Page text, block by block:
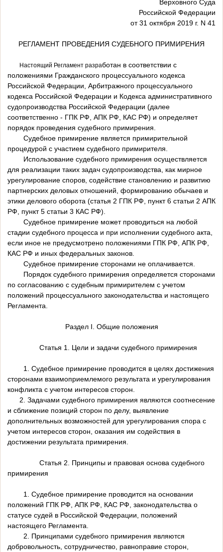
Верховного Суда
Российской Федерации
от 31 октября 2019 г. N 41
РЕГЛАМЕНТ ПРОВЕДЕНИЯ СУДЕБНОГО ПРИМИРЕНИЯ
Настоящий Регламент разработан в соответствии с
положениями Гражданского процессуального кодекса
Российской Федерации, Арбитражного процессуального
кодекса Российской Федерации и Кодекса административного
судопроизводства Российской Федерации (далее
соответственно - ГПК РФ, АПК РФ, КАС РФ) и определяет
порядок проведения судебного примирения.
Судебное примирение является примирительной
процедурой с участием судебного примирителя.
Использование судебного примирения осуществляется
для реализации таких задач судопроизводства, как мирное
урегулирование споров, содействие становлению и развитию
партнерских деловых отношений, формированию обычаев и
этики делового оборота (статья 2 ГПК РФ, пункт 6 статьи 2 АПК
РФ, пункт 5 статьи 3 КАС РФ).
Судебное примирение может проводиться на любой
стадии судебного процесса и при исполнении судебного акта,
если иное не предусмотрено положениями ГПК РФ, АПК РФ,
КАС РФ и иных федеральных законов.
Судебное примирение сторонами не оплачивается.
Порядок судебного примирения определяется сторонами
по согласованию с судебным примирителем с учетом
положений процессуального законодательства и настоящего
Регламента.
Раздел I. Общие положения
Статья 1. Цели и задачи судебного примирения
1. Судебное примирение проводится в целях достижения
сторонами взаимоприемлемого результата и урегулирования
конфликта с учетом интересов сторон.
2. Задачами судебного примирения являются соотнесение
и сближение позиций сторон по делу, выявление
дополнительных возможностей для урегулирования спора с
учетом интересов сторон, оказания им содействия в
достижении результата примирения.
Статья 2. Принципы и правовая основа судебного
примирения
1. Судебное примирение проводится на основании
положений ГПК РФ, АПК РФ, КАС РФ, законодательства о
статусе судей в Российской Федерации, положений
настоящего Регламента.
2. Принципами судебного примирения являются
добровольность, сотрудничество, равноправие сторон,